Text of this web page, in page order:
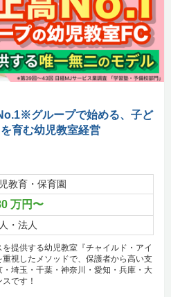
グループで始める、子ど
育む幼児教室経営
教育・保育園
万円〜
・法人
提供する幼児教室『チャイルド・アイ
視したメソッドで、保護者から高い支
埼玉・千葉・神奈川・愛知・兵庫・大
です！